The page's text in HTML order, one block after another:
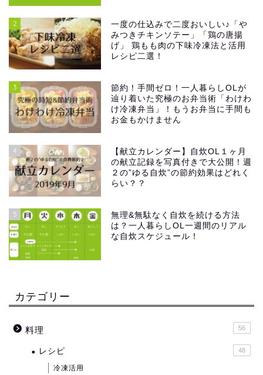
2
一度の仕込みで二度おいしい♪「や
みつきチキンソテー」「鶏の唐揚
げ」 鶏もも肉の下味冷凍法と活用
レシピ二選！
3
節約！手間ゼロ！一人暮らしOLが
辿り着いた究極のお弁当術「わけわ
け冷凍弁当」！もうお弁当に手間も
お金もかけません
4
【献立カレンダー】自炊OL１ヶ月
の献立記録を写真付きで大公開！週
２の”ゆる自炊”の節約効果はどれく
らい？？
5
無理&無駄なく自炊を続ける方法
は？一人暮らしOL一週間のリアル
な自炊スケジュール！
カテゴリー
料理 56
レシピ 48
冷凍活用